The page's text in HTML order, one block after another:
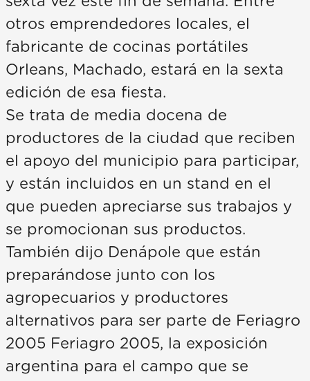
otros emprendedores locales, el
fabricante de cocinas portátiles
Orleans, Machado, estará en la sexta
edición de esa fiesta.
Se trata de media docena de
productores de la ciudad que reciben
el apoyo del municipio para participar,
y están incluidos en un stand en el
que pueden apreciarse sus trabajos y
se promocionan sus productos.
También dijo Denápole que están
preparándose junto con los
agropecuarios y productores
alternativos para ser parte de Feriagro
2005 Feriagro 2005, la exposición
argentina para el campo que se